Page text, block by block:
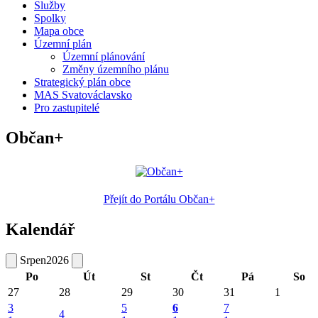
Služby
Spolky
Mapa obce
Územní plán
Územní plánování
Změny územního plánu
Strategický plán obce
MAS Svatováclavsko
Pro zastupitelé
Občan+
Přejít do Portálu Občan+
Kalendář
Srpen2026
Po
Út St Čt Pá
So
27
28 29 30 31
1
3
4
5
6
7